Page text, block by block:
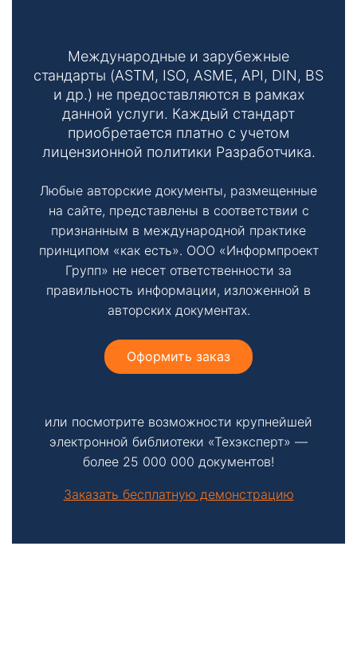
Международные и зарубежные
стандарты (ASTM, ISO, ASME, API, DIN, BS
и др.) не предоставляются в рамках
данной услуги. Каждый стандарт
приобретается платно с учетом
лицензионной политики Разработчика.
Любые авторские документы, размещенные
на сайте, представлены в соответствии с
признанным в международной практике
принципом «как есть». ООО «Информпроект
Групп» не несет ответственности за
правильность информации, изложенной в
авторских документах.
Оформить заказ
или посмотрите возможности крупнейшей
электронной библиотеки «Техэксперт» —
более 25 000 000 документов!
Заказать бесплатную демонстрацию